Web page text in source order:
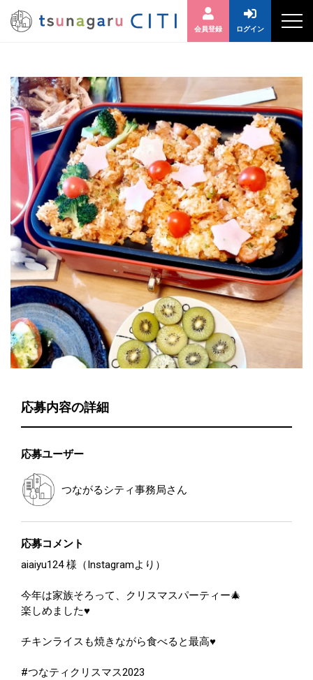
会員登録 ログイン
応募内容の詳細
応募ユーザー
つながるシティ事務局さん
応募コメント
aiaiyu124 様（Instagramより）
今年は家族そろって、クリスマスパーティー🎄
楽しめました♥️
チキンライスも焼きながら食べると最高♥️
#つなティクリスマス2023